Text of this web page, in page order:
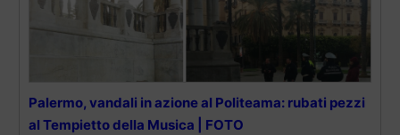
Palermo, vandali in azione al Politeama: rubati pezzi
al Tempietto della Musica | FOTO